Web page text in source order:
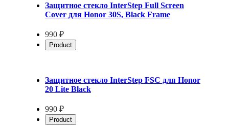
Защитное стекло InterStep Full Screen
Cover для Honor 30S, Black Frame
990 ₽
Product
Защитное стекло InterStep FSC для Honor
20 Lite Black
990 ₽
Product